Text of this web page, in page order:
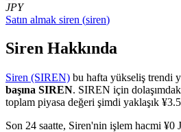
COIN-M Vadeli İşlemleri
Kripto Para Vadeli İşlemleri
JPY
Satın almak siren (siren)
Siren Hakkında
Siren (SIREN) bu hafta yükseliş trendi
başına SIREN. SIREN için
toplam piyasa değeri şimdi yaklaşık
Son 24 saatte, Siren'nin işlem hacmi ¥0